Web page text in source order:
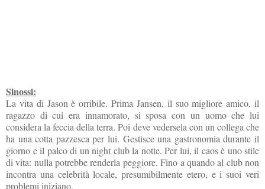
Sinossi:
La vita di Jason è orribile. Prima Jansen, il suo migliore amico, il
ragazzo di cui era innamorato, si sposa con un uomo che lui
considera la feccia della terra. Poi deve vedersela con un collega che
ha una cotta pazzesca per lui. Gestisce una gastronomia durante il
giorno e il palco di un night club la notte. Per lui, il caos è uno stile
di vita: nulla potrebbe renderla peggiore. Fino a quando al club non
incontra una celebrità locale, presumibilmente etero, e i suoi veri
problemi iniziano.